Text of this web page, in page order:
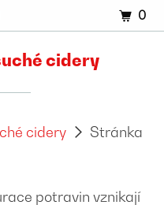
cidery
cidery
Stránka
potravin vznikají
0